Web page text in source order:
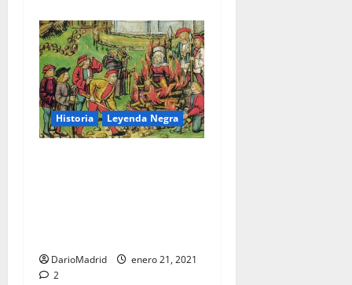
Historia Leyenda Negra
DarioMadrid
enero 21, 2021
2